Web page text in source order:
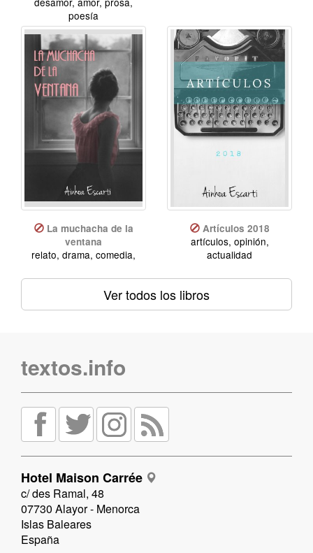
poesía
La muchacha de la
ventana
relato, drama, comedia,
Artículos 2018
artículos, opinión,
actualidad
Ver todos los libros
textos.info
Hotel Maison Carrée
c/ des Ramal, 48
07730 Alayor - Menorca
Islas Baleares
España